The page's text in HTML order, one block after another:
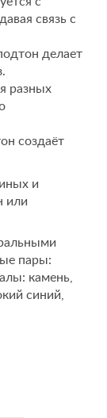
связь с
делает
разных
создаёт
и
или
пары:
камень,
синий,